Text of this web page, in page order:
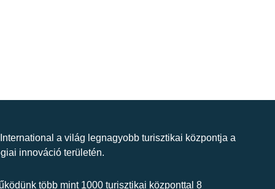
a világ legnagyobb turisztikai központja a
innováció területén.
több mint 1000 turisztikai központtal 8